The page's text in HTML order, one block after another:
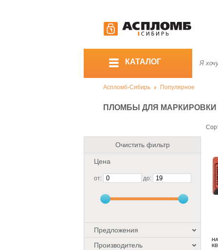
КАТАЛОГ
Аспломб-Сибирь Популярное
ПЛОМБЫ ДЛЯ МАРКИРОВКИ
Очистить фильтр
Цена
от: до:
Предложения
Производитель